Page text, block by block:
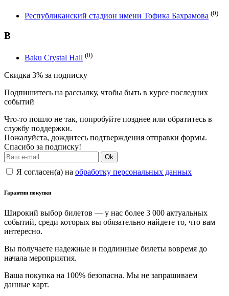
Республиканский стадион имени Тофика Бахрамова (0)
B
Baku Crystal Hall (0)
Скидка 3% за подписку
Подпишитесь на рассылку, чтобы быть в курсе последних
событий
Что-то пошло не так, попробуйте позднее или обратитесь в
службу поддержки.
Пожалуйста, дождитесь подтверждения отправки формы.
Спасибо за подписку!
Ok
Я согласен(а) на обработку персональных данных
Гарантии покупки
Широкий выбор билетов — у нас более 3 000 актуальных
событий, среди которых вы обязательно найдете то, что вам
интересно.
Вы получаете надежные и подлинные билеты вовремя до
начала мероприятия.
Ваша покупка на 100% безопасна. Мы не запрашиваем
данные карт.